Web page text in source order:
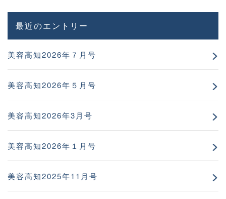
最近のエントリー
美容高知2026年７月号
美容高知2026年５月号
美容高知2026年3月号
美容高知2026年１月号
美容高知2025年11月号